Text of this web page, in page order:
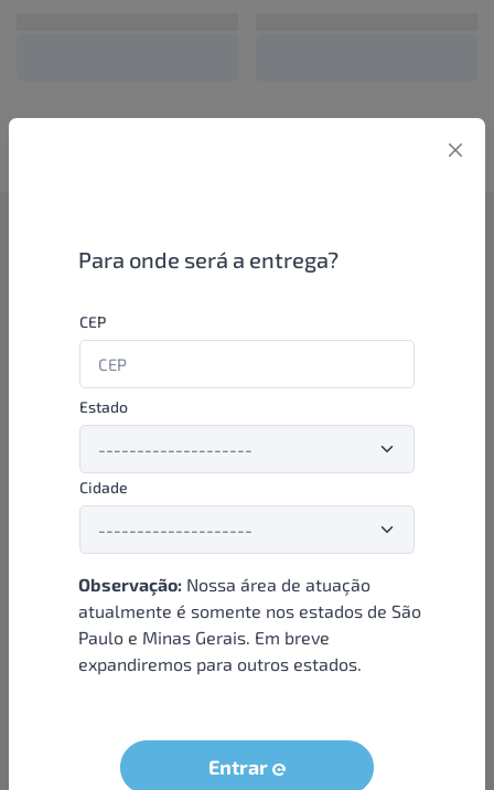
Para onde será a entrega?
CEP
Estado
Cidade
Observação: Nossa área de atuação
atualmente é somente nos estados de São
Paulo e Minas Gerais. Em breve
expandiremos para outros estados.
Entrar
Como funciona
aproveitar as promoções e ofertas direto das indústrias de
beleza e higiene em nossa plataforma. E o melhor: você continua
comprando de seus distribuidores parceiros e encontra novos
distribuidores para comprar cada vez com mais praticidade e
agilidade. Aproveite!
Formas de pagamento
Institucional
Sobre nós
Condições e termos
Seja um parceiro
LGPD - Solicitação dos dados do titular